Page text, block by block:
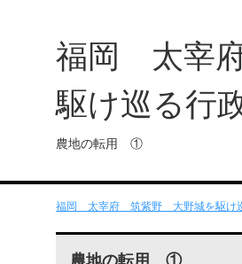
福岡 太宰
駆け巡る行
農地の転用 ①
福岡 太宰府 筑紫野 大野城を駆け